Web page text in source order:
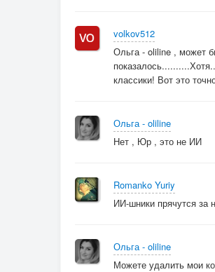
volkov512
Ольга - oliline , может
классики! Вот это
Ольга - oliline
Нет , Юр , это не ИИ
Romanko Yuriy
ИИ-шники прячутся за
Ольга - oliline
Можете удалить мои